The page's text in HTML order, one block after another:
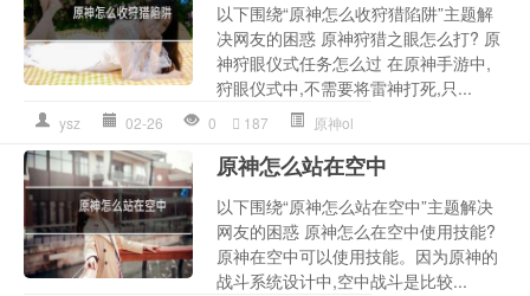
以下围绕“原神怎么收狩猎陷阱”主题解
决网友的困惑 原神狩猎之眼怎么打? 原
神狩眼仪式任务怎么过 在原神手游中,
狩眼仪式中,不需要将雷神打死,只...
ysz 02-26 0 187 原神ol
原神怎么站在空中
以下围绕“原神怎么站在空中”主题解决
网友的困惑 原神怎么在空中使用技能?
原神在空中可以使用技能。因为原神的
战斗系统设计中,空中战斗是比较...